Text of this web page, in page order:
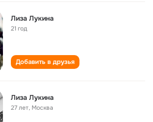
Лиза Лукина
21 год
Добавить в друзья
Лиза Лукина
27 лет, Москва